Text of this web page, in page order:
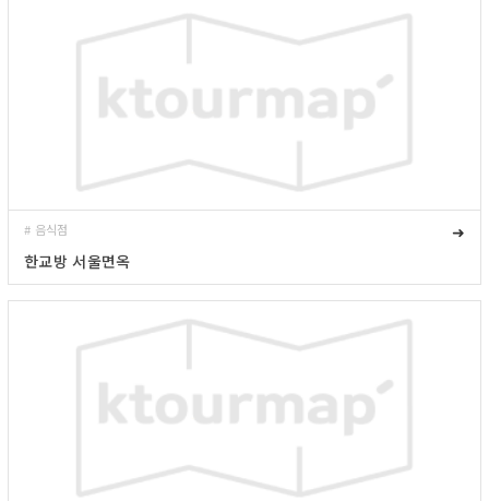
# 음식점
➜
한교방 서울면옥